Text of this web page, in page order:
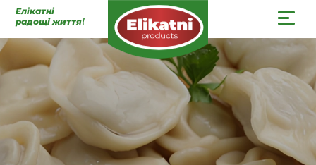
Елікатні
радощі життя!
UK EN